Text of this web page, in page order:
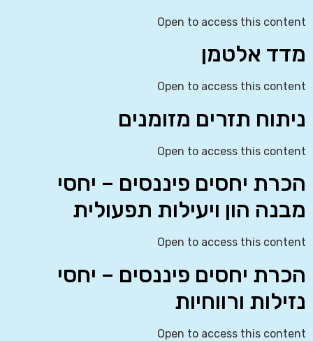
Open to access this content
מדד אלטמן
Open to access this content
ניתוח תזרים מזומנים
Open to access this content
הכרת יחסים פיננסים – יחסי
מבנה הון ויעילות תפעולית
Open to access this content
הכרת יחסים פיננסים – יחסי
נזילות ורווחיות
Open to access this content